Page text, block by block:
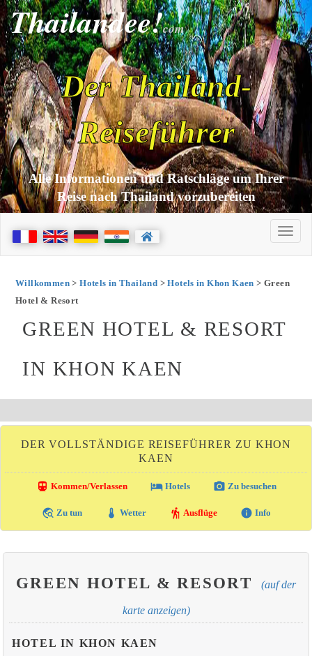
Thailandee!com
Der Thailand-
Reiseführer
Alle Informationen und Ratschläge um Ihrer
Reise nach Thailand vorzubereiten
Willkommen>Hotels in Thailand >Hotels in Khon Kaen > Green
Hotel & Resort
GREEN HOTEL & RESORT
IN KHON KAEN
DER VOLLSTÄNDIGE REISEFÜHRER ZU KHON
KAEN
directions_transit Kommen/Verlassen local_hotelHotels photo_camera Zu besuchen
travel_explore Zu tun thermostat Wetter hiking Ausflüge info Info
GREEN HOTEL & RESORT (auf der
karte anzeigen)
HOTEL IN KHON KAEN